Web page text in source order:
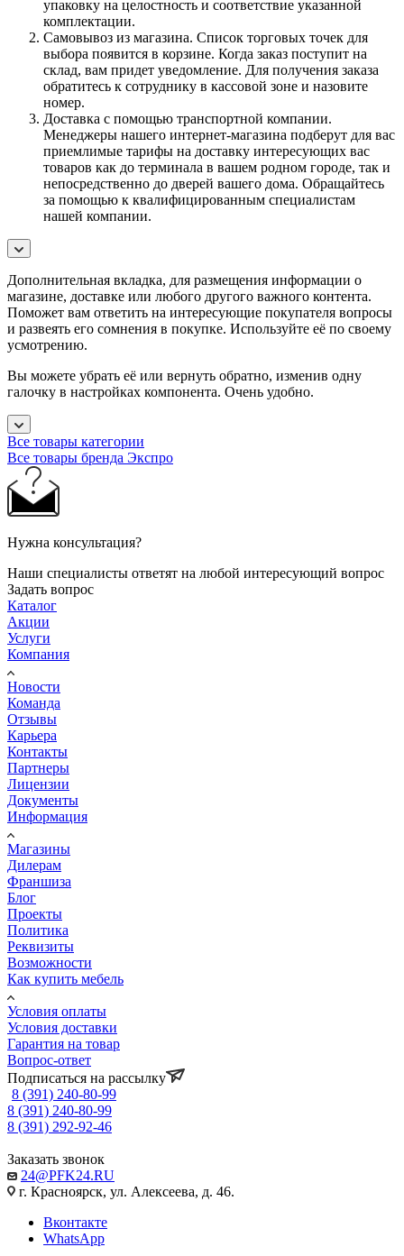
упаковку на целостность и соответствие указанной
комплектации.
Самовывоз из магазина. Список торговых точек для
выбора появится в корзине. Когда заказ поступит на
склад, вам придет уведомление. Для получения заказа
обратитесь к сотруднику в кассовой зоне и назовите
номер.
Доставка с помощью транспортной компании.
Менеджеры нашего интернет-магазина подберут для вас
приемлимые тарифы на доставку интересующих вас
товаров как до терминала в вашем родном городе, так и
непосредственно до дверей вашего дома. Обращайтесь
за помощью к квалифицированным специалистам
нашей компании.
Дополнительная вкладка, для размещения информации о
магазине, доставке или любого другого важного контента.
Поможет вам ответить на интересующие покупателя вопросы
и развеять его сомнения в покупке. Используйте её по своему
усмотрению.
Вы можете убрать её или вернуть обратно, изменив одну
галочку в настройках компонента. Очень удобно.
Все товары категории
Все товары бренда Экспро
Нужна консультация?
Наши специалисты ответят на любой интересующий вопрос
Задать вопрос
Каталог
Акции
Услуги
Компания
Новости
Команда
Отзывы
Карьера
Контакты
Партнеры
Лицензии
Документы
Информация
Магазины
Дилерам
Франшиза
Блог
Проекты
Политика
Реквизиты
Возможности
Как купить мебель
Условия оплаты
Условия доставки
Гарантия на товар
Вопрос-ответ
Подписаться на рассылку
8 (391) 240-80-99
8 (391) 240-80-99
8 (391) 292-92-46
Заказать звонок
24@PFK24.RU
г. Красноярск, ул. Алексеева, д. 46.
Вконтакте
WhatsApp